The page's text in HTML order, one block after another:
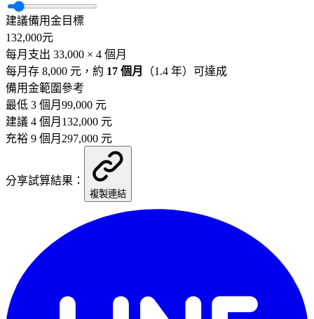
建議備用金目標
132,000元
每月支出 33,000 × 4 個月
每月存 8,000 元，約 17 個月 （1.4 年）可達成
備用金範圍參考
最低 3 個月 99,000 元
建議 4 個月 132,000 元
充裕 9 個月 297,000 元
分享試算結果：
複製連結